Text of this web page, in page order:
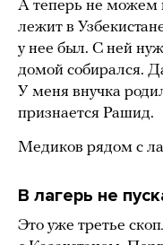
А теперь не можем
лежит в
у нее был. С ней
домой собирался.
У меня внучка
признается Рашид.
Медиков рядом с
В лагерь не
Это уже третье